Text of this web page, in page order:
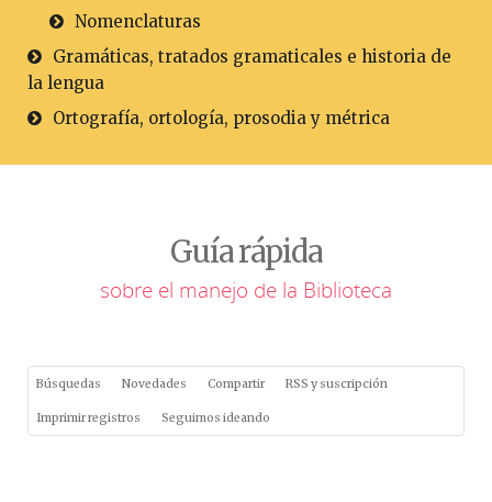
Nomenclaturas
Gramáticas, tratados gramaticales e historia de
la lengua
Ortografía, ortología, prosodia y métrica
Guía rápida
sobre el manejo de la Biblioteca
Búsquedas Novedades Compartir RSS y suscripción
Imprimir registros Seguimos ideando